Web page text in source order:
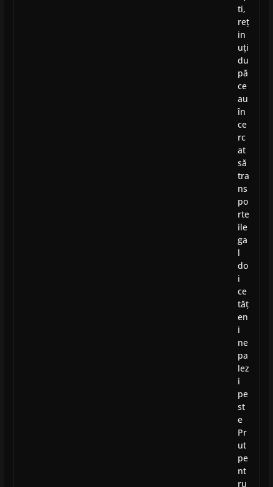
ti,
reț
in
uți
du
pă
ce
au
în
ce
rc
at
să
tra
ns
po
rte
ile
ga
l
do
i
ce
tăț
en
i
ne
pa
lez
i
pe
st
e
Pr
ut
pe
nt
ru